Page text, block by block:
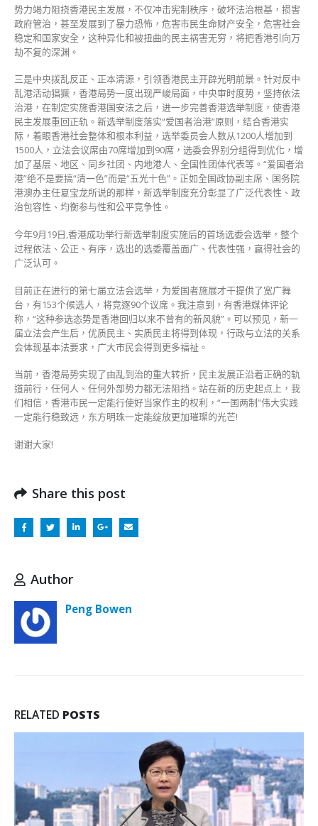
势力竭力阻挠香港民主发展，不仅冲击宪制秩序，破坏法治根基，损害
政府管治，甚至发展到了暴力恐怖，危害市民生命财产安全，危害社会
稳定和国家安全，这种异化和被扭曲的民主祸害无穷，将把香港引向万
劫不复的深渊。
三是中央拨乱反正、正本清源，引领香港民主开辟光明前景。针对反中
乱港活动猖獗，香港局势一度出现严峻局面，中央审时度势，坚持依法
治港，在制定实施香港国安法之后，进一步完善香港选举制度，使香港
民主发展重回正轨。新选举制度落实“爱国者治港”原则，结合香港实
际，着眼香港社会整体和根本利益，选举委员会人数从1200人增加到
1500人，立法会议席由70席增加到90席，选委会界别分组得到优化，增
加了基层、地区、同乡社团、内地港人、全国性团体代表等。“爱国者治
港”绝不是要搞“清一色”而是“五光十色”。正如全国政协副主席、国务院
港澳办主任夏宝龙所说的那样，新选举制度充分彰显了广泛代表性、政
治包容性、均衡参与性和公平竞争性。
今年9月19日,香港成功举行新选举制度实施后的首场选委会选举，整个
过程依法、公正、有序，选出的选委覆盖面广、代表性强，赢得社会的
广泛认可。
目前正在进行的第七届立法会选举，为爱国者施展才干提供了宽广舞
台，有153个候选人，将竞逐90个议席。我注意到，有香港媒体评论
称，“这种参选态势是香港回归以来不曾有的新风貌”。可以预见，新一
届立法会产生后，优质民主、实质民主将得到体现，行政与立法的关系
会体现基本法要求，广大市民会得到更多福祉。
当前，香港局势实现了由乱到治的重大转折，民主发展正沿着正确的轨
道前行，任何人、任何外部势力都无法阻挡。站在新的历史起点上，我
们相信，香港市民一定能行使好当家作主的权利，“一国两制”伟大实践
一定能行稳致远，东方明珠一定能绽放更加璀璨的光芒!
谢谢大家!
Share this post
Author
Peng Bowen
RELATED POSTS